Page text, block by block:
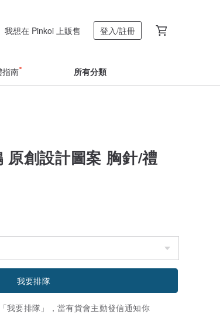
我想在 Pinkoi 上販售 登入/註冊
指南 所有分類
原創設計圖案 胸針/禮
我要排隊
我要排隊」，當有貨會主動發信通知你